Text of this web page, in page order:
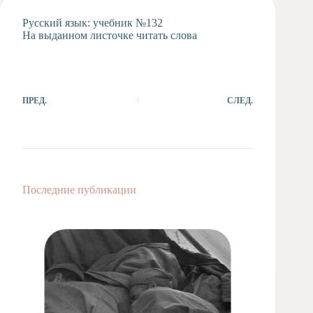
студия
Русский язык: учебник №132
На выданном листочке читать слова
ПРЕД. СЛЕД.
Последние публикации